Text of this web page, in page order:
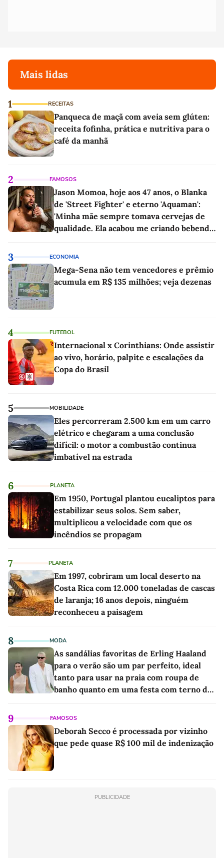
Mais lidas
1 RECEITAS
Panqueca de maçã com aveia sem glúten:
receita fofinha, prática e nutritiva para o
café da manhã
2 FAMOSOS
Jason Momoa, hoje aos 47 anos, o Blanka
de 'Street Fighter' e eterno 'Aquaman':
'Minha mãe sempre tomava cervejas de
qualidade. Ela acabou me criando bebendo
3 ECONOMIA
Mega-Sena não tem vencedores e prêmio
acumula em R$ 135 milhões; veja dezenas
4 FUTEBOL
Internacional x Corinthians: Onde assistir
ao vivo, horário, palpite e escalações da
Copa do Brasil
5 MOBILIDADE
Eles percorreram 2.500 km em um carro
elétrico e chegaram a uma conclusão
difícil: o motor a combustão continua
imbatível na estrada
6 PLANETA
Em 1950, Portugal plantou eucaliptos para
estabilizar seus solos. Sem saber,
multiplicou a velocidade com que os
incêndios se propagam
7 PLANETA
Em 1997, cobriram um local deserto na
Costa Rica com 12.000 toneladas de cascas
de laranja; 16 anos depois, ninguém
reconheceu a paisagem
8 MODA
As sandálias favoritas de Erling Haaland
para o verão são um par perfeito, ideal
tanto para usar na praia com roupa de
banho quanto em uma festa com terno de
9 FAMOSOS
Deborah Secco é processada por vizinho
que pede quase R$ 100 mil de indenização
PUBLICIDADE